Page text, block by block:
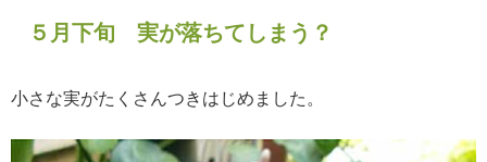
５月下旬 実が落ちてしまう？
小さな実がたくさんつきはじめました。